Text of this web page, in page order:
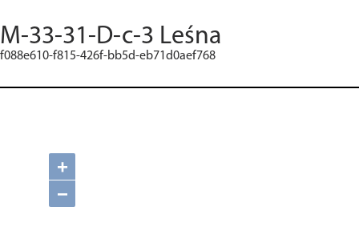
M-33-31-D-c-3 Leśna
f088e610-f815-426f-bb5d-eb71d0aef768
+
−